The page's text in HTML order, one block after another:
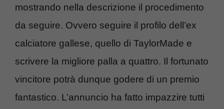
mostrando nella descrizione il procedimento
da seguire. Ovvero seguire il profilo dell’ex
calciatore gallese, quello di TaylorMade e
scrivere la migliore palla a quattro. Il fortunato
vincitore potrà dunque godere di un premio
fantastico. L’annuncio ha fatto impazzire tutti